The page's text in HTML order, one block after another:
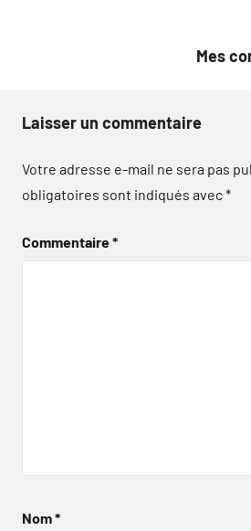
Mes
Laisser un commentaire
Votre adresse e-mail ne sera pas
obligatoires sont indiqués avec*
Commentaire*
Nom*